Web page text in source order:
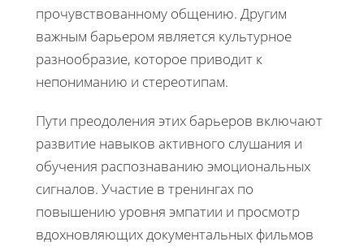
прочувствованному общению. Другим
важным барьером является культурное
разнообразие, которое приводит к
непониманию и стереотипам.
Пути преодоления этих барьеров включают
развитие навыков активного слушания и
обучения распознаванию эмоциональных
сигналов. Участие в тренингах по
повышению уровня эмпатии и просмотр
вдохновляющих документальных фильмов